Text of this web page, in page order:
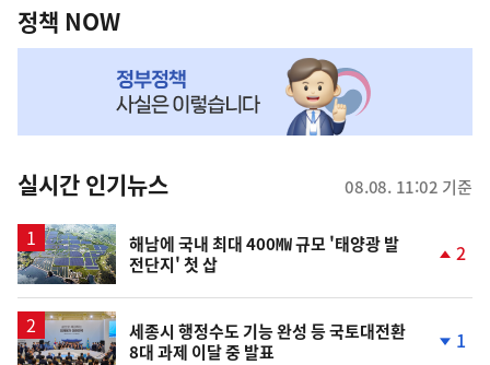
책
NOW,
뉴
스
정책 NOW
실시간 인기뉴스 08.08. 11:02 기준
해남에 국내 최대 400㎿ 규모 '태양광 발
전단지' 첫 삽
2
세종시 행정수도 기능 완성 등 국토대전환
8대 과제 이달 중 발표
1